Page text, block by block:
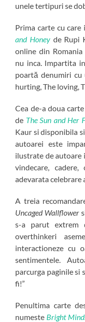
unele tertipuri se
Prima carte cu care
and Honey de Rupi
online din Romania
nu inca. Impartita
poartă denumiri cu
hurting, The loving,
Cea de-a doua
de The Sun and Her
Kaur si disponibila
autoarei este
ilustrate de autoare
vindecare,
adevarata celebrare
A treia
Uncaged Wallflower
s-a parut extrem
overthinkeri
interactioneze cu
sentimentele.
parcurga paginile si
fi!”
Penultima carte
numeste Bright